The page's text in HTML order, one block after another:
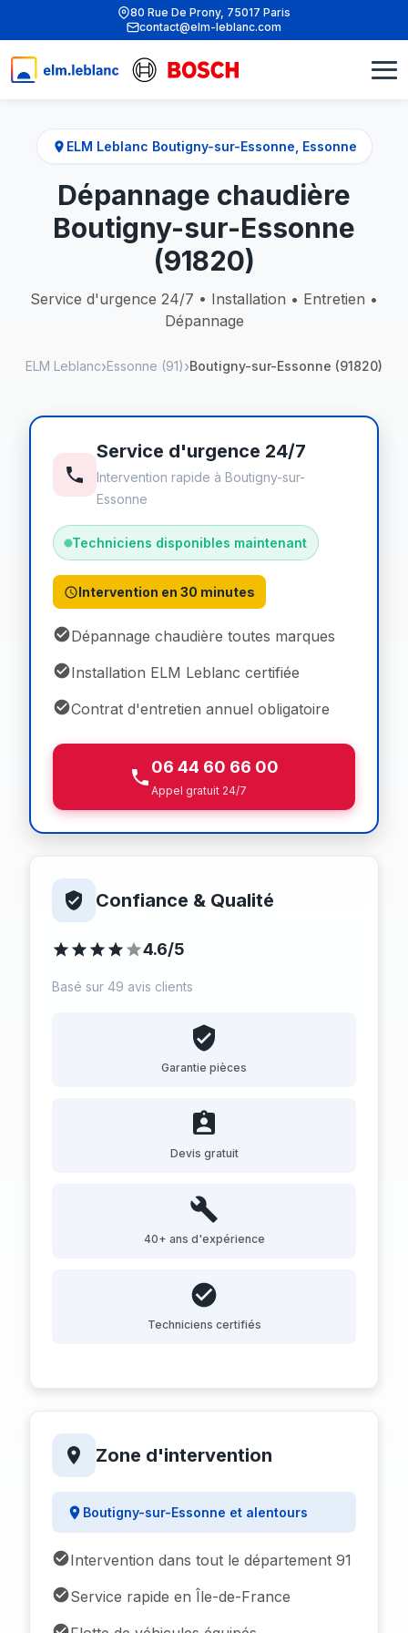
80 Rue De Prony, 75017 Paris
contact@elm-leblanc.com
ELM Leblanc Boutigny-sur-Essonne, Essonne
Dépannage chaudière
Boutigny-sur-Essonne
(91820)
Service d'urgence 24/7 • Installation • Entretien •
Dépannage
ELM Leblanc Essonne (91) Boutigny-sur-Essonne (91820)
Service d'urgence 24/7
Intervention rapide à Boutigny-sur-
Essonne
Techniciens disponibles maintenant
Intervention en 30 minutes
Dépannage chaudière toutes marques
Installation ELM Leblanc certifiée
Contrat d'entretien annuel obligatoire
06 44 60 66 00
Appel gratuit 24/7
Confiance & Qualité
4.6/5
Basé sur 49 avis clients
Garantie pièces
Devis gratuit
40+ ans d'expérience
Techniciens certifiés
Zone d'intervention
Boutigny-sur-Essonne et alentours
Intervention dans tout le département 91
Service rapide en Île-de-France